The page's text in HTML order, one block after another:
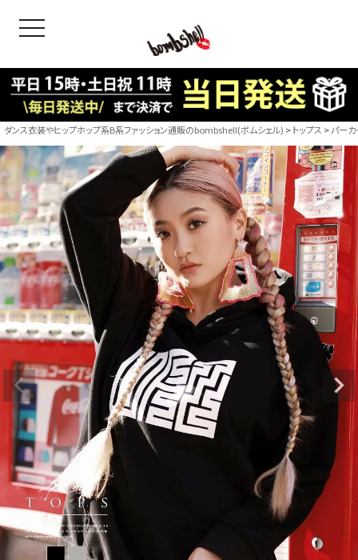
toggle navigation
＝ボムシェル】はダンス衣装専門ブランド。
衣装ならお任せ！オリジナル衣装やダンス衣装のトータル
ィネートのご提案。 ボムシェルならではの最新で斬新な
えをお届け。 撮影で使用してる小物や靴などダンサー必
ーデはイメージしやすく、全てボムシェルでご購入可能。
とは差別化出来るしっかりした衣装のご提案はダンサー
ージ映えを全力で応援してます。
商品一覧
B/bomb
【B/
「これど
好き女子
レッスン
シルエッ
ンなど、幅
ゃれ女子
ダンス衣装やヒップホップ系B系ファッション通販のbombshell(ボムシェル) トップス パーカ